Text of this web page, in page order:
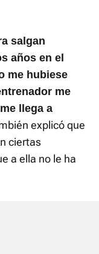
salgan
años en el
me hubiese
me
llega a
explicó que
ciertas
a ella no le ha